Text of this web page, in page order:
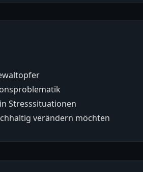
Stresssituationen
verändern möchten